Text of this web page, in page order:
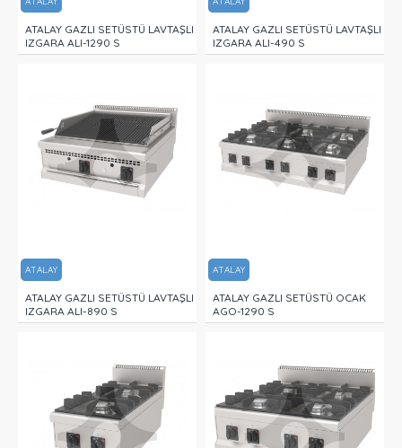
ATALAY GAZLI SETÜSTÜ LAVTAŞLI
IZGARA ALI-1290 S
ATALAY GAZLI SETÜSTÜ LAVTAŞLI
IZGARA ALI-490 S
ATALAY
ATALAY GAZLI SETÜSTÜ LAVTAŞLI
IZGARA ALI-890 S
ATALAY
ATALAY GAZLI SETÜSTÜ OCAK
AGO-1290 S